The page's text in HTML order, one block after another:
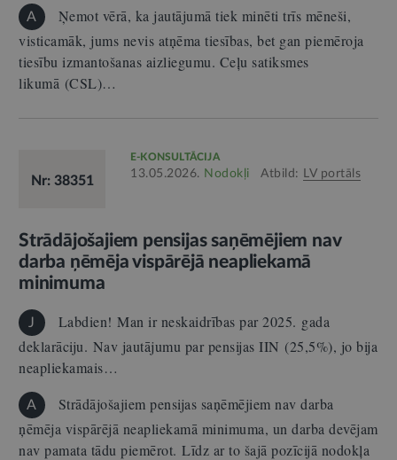
A
Ņemot vērā, ka jautājumā tiek minēti trīs mēneši,
visticamāk, jums nevis atņēma tiesības, bet gan piemēroja
tiesību izmantošanas aizliegumu. Ceļu satiksmes
likumā (CSL)…
Nr: 38351
E-KONSULTĀCIJA
13.05.2026. Nodokļi Atbild: LV portāls
Strādājošajiem pensijas saņēmējiem nav
darba ņēmēja vispārējā neapliekamā
minimuma
J
Labdien! Man ir neskaidrības par 2025. gada
deklarāciju. Nav jautājumu par pensijas IIN (25,5%), jo bija
neapliekamais…
A
Strādājošajiem pensijas saņēmējiem nav darba
ņēmēja vispārējā neapliekamā minimuma, un darba devējam
nav pamata tādu piemērot. Līdz ar to šajā pozīcijā nodokļa